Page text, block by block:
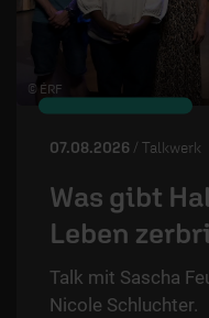
© ÉRF
07.08.2026 / Talkwerk
Was gibt
Leben
Talk mit Sascha
Nicole Schluchter.